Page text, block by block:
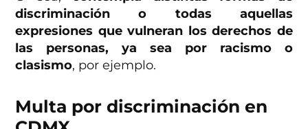
discriminación o todas aquellas
expresiones que vulneran los derechos de
las personas, ya sea por racismo o
clasismo, por ejemplo.
Multa por discriminación en